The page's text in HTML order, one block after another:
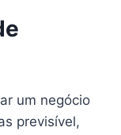
um negócio
previsível,